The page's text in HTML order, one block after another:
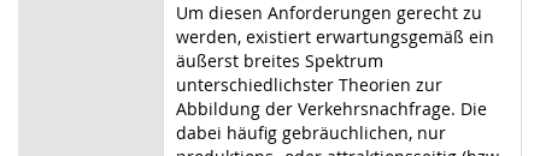
Um diesen Anforderungen gerecht zu
werden, existiert erwartungsgemäß ein
äußerst breites Spektrum
unterschiedlichster Theorien zur
Abbildung der Verkehrsnachfrage. Die
dabei häufig gebräuchlichen, nur